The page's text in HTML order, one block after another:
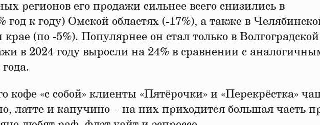
регионов его продажи сильнее всего снизились в
год к году) Омской областях (-17%), а также в
(по -5%). Популярнее он стал только в Волгоградской
в 2024 году выросли на 24% в сравнении с
кофе «с собой» клиенты «Пятёрочки» и «Перекрёстка»
латте и капучино – на них приходится большая часть